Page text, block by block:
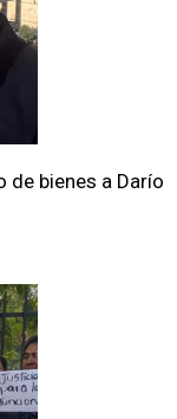
bienes a Darío